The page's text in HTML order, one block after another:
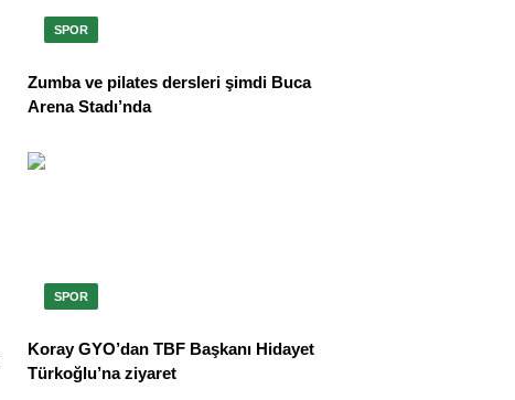
SPOR
Zumba ve pilates dersleri şimdi Buca
Arena Stadı’nda
SPOR
Koray GYO’dan TBF Başkanı Hidayet
Türkoğlu’na ziyaret